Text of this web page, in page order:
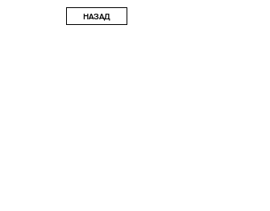
НАЗАД